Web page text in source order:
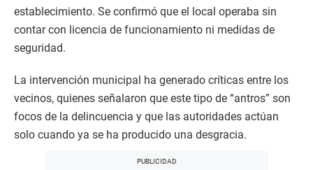
establecimiento. Se confirmó que el local operaba sin
contar con licencia de funcionamiento ni medidas de
seguridad.
La intervención municipal ha generado críticas entre los
vecinos, quienes señalaron que este tipo de “antros” son
focos de la delincuencia y que las autoridades actúan
solo cuando ya se ha producido una desgracia.